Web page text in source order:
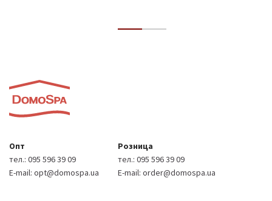
Опт
тел.: 095 596 39 09
E-mail: opt@domospa.ua
Розница
тел.: 095 596 39 09
E-mail: order@domospa.ua